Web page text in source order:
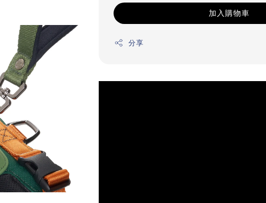
加入購物車
分享